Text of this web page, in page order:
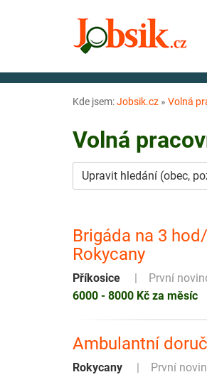
Kde jsem:Jobsik.cz » Volná
Volná
Upravit hledání (obec,
Brigáda na 3
Rokycany
Příkosice
První
6000 - 8000 Kč za měsíc
Ambulantní
Rokycany První